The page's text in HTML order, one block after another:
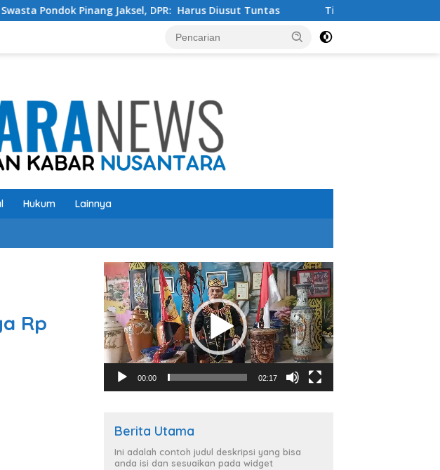
DPR: Harus Diusut Tuntas Tingkatkan Kualitas Pendidikan , PT IMIP
Hukum Lainnya
Rp
Pemutar
Video
00:00 02:17
Berita Utama
Ini adalah contoh judul deskripsi yang bisa
anda isi dan sesuaikan pada widget